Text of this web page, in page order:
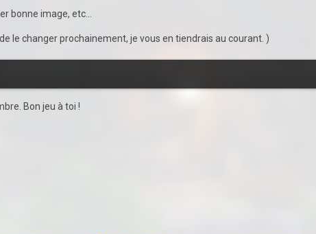
bonne image, etc...
le changer prochainement, je vous en tiendrais au courant. )
Bon jeu à toi !